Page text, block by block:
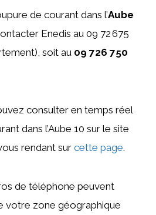
de courant dans l’Aube
Enedis au 09 72 675
soit au 09 726 750
consulter en temps réel
dans l’Aube 10 sur le site
rendant sur cette page.
de téléphone peuvent
votre zone géographique